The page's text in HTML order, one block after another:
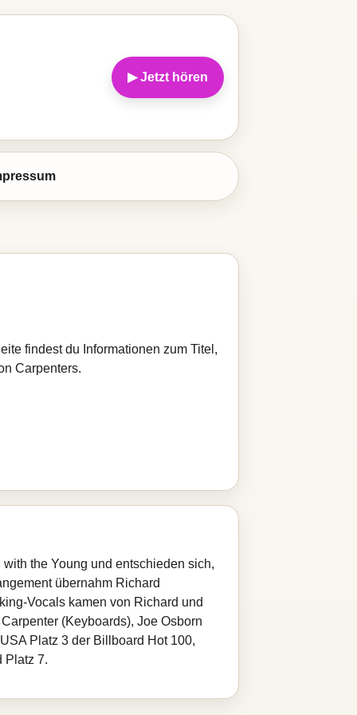
▶ Jetzt hören
findest du Informationen zum Titel,
Carpenters.
the Young und entschieden sich,
übernahm Richard
Vocals kamen von Richard und
(Keyboards), Joe Osborn
Platz 3 der Billboard Hot 100,
Platz 7.